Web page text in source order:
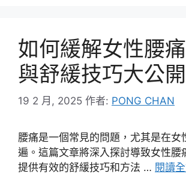
如何緩解女性腰
與舒緩技巧大公開
19 2 月, 2025 作者: PONG CHAN
腰痛是一個常見的問題，尤其是在女
遍。這篇文章將深入探討導致女性腰
提供有效的舒緩技巧和方法 … 閱讀